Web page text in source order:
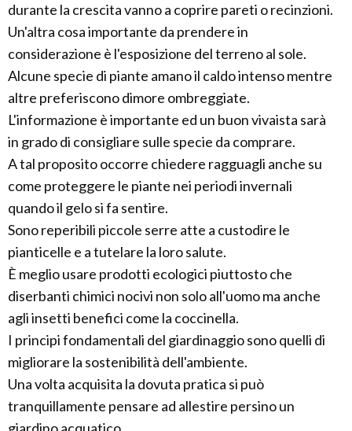
durante la crescita vanno a coprire pareti o recinzioni.
Un'altra cosa importante da prendere in
considerazione è l'esposizione del terreno al sole.
Alcune specie di piante amano il caldo intenso mentre
altre preferiscono dimore ombreggiate.
L'informazione è importante ed un buon vivaista sarà
in grado di consigliare sulle specie da comprare.
A tal proposito occorre chiedere ragguagli anche su
come proteggere le piante nei periodi invernali
quando il gelo si fa sentire.
Sono reperibili piccole serre atte a custodire le
pianticelle e a tutelare la loro salute.
È meglio usare prodotti ecologici piuttosto che
diserbanti chimici nocivi non solo all'uomo ma anche
agli insetti benefici come la coccinella.
I principi fondamentali del giardinaggio sono quelli di
migliorare la sostenibilità dell'ambiente.
Una volta acquisita la dovuta pratica si può
tranquillamente pensare ad allestire persino un